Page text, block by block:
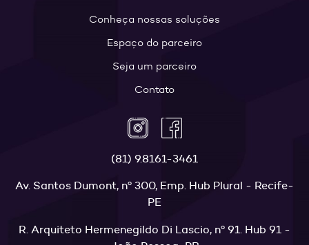
Conheça nossas soluções
Espaço do parceiro
Seja um parceiro
Contato
(81) 9.8161-3461
Av. Santos Dumont, nº 300, Emp. Hub Plural - Recife-
PE
R. Arquiteto Hermenegildo Di Lascio, nº 91. Hub 91 -